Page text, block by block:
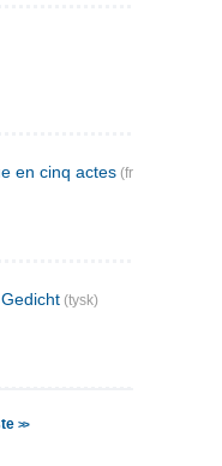
en cinq actes (fransk)
(tysk)
>>